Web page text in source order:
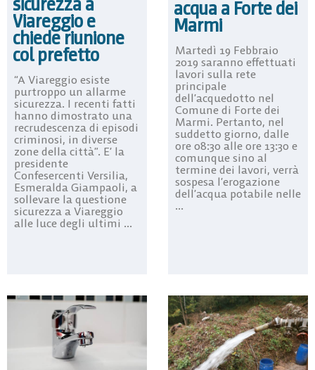
Viareggio e
chiede riunione
col prefetto
“A Viareggio esiste
purtroppo un allarme
sicurezza. I recenti fatti
hanno dimostrato una
recrudescenza di episodi
criminosi, in diverse
zone della città”. E’ la
presidente
Confesercenti Versilia,
Esmeralda Giampaoli, a
sollevare la questione
sicurezza a Viareggio
alle luce degli ultimi ...
acqua a Forte dei
Marmi
Martedì 19 Febbraio
2019 saranno effettuati
lavori sulla rete
principale
dell’acquedotto nel
Comune di Forte dei
Marmi. Pertanto, nel
suddetto giorno, dalle
ore 08:30 alle ore 13:30 e
comunque sino al
termine dei lavori, verrà
sospesa l’erogazione
dell’acqua potabile nelle
...